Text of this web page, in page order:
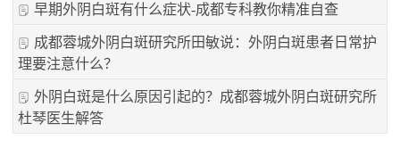
早期外阴白斑有什么症状-成都专科教你精准自查
成都蓉城外阴白斑研究所田敏说：外阴白斑患者日常护
理要注意什么？
外阴白斑是什么原因引起的？成都蓉城外阴白斑研究所
杜琴医生解答